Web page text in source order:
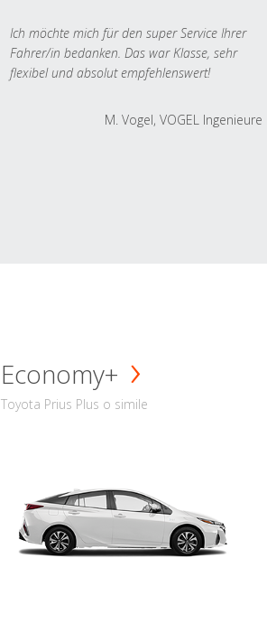
Ich möchte mich für den super Service Ihrer
Fahrer/in bedanken. Das war Klasse, sehr
flexibel und absolut empfehlenswert!
M. Vogel, VOGEL Ingenieure
Economy+
Toyota Prius Plus o simile